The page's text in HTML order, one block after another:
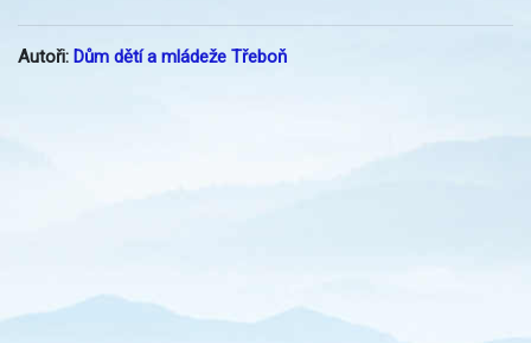
Autoři: Dům dětí a mládeže Třeboň